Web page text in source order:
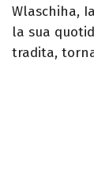
Wlaschiha,
la sua
tradita,